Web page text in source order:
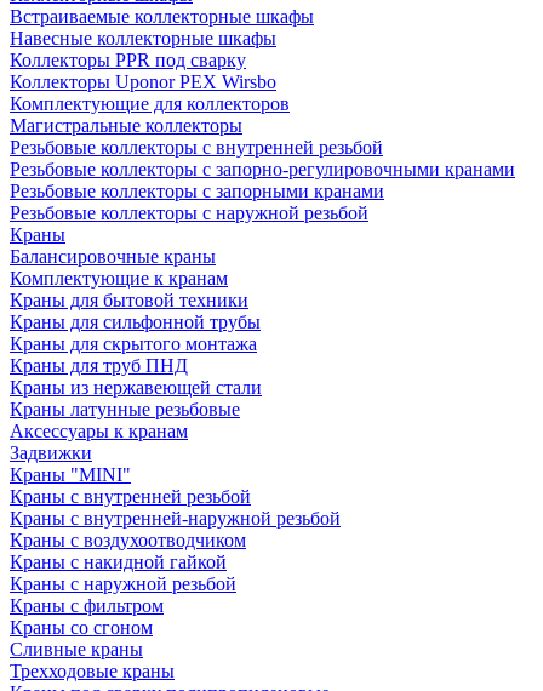
Встраиваемые коллекторные шкафы
Навесные коллекторные шкафы
Коллекторы PPR под сварку
Коллекторы Uponor PEX Wirsbo
Комплектующие для коллекторов
Магистральные коллекторы
Резьбовые коллекторы с внутренней резьбой
Резьбовые коллекторы с запорно-регулировочными кранами
Резьбовые коллекторы с запорными кранами
Резьбовые коллекторы с наружной резьбой
Краны
Балансировочные краны
Комплектующие к кранам
Краны для бытовой техники
Краны для сильфонной трубы
Краны для скрытого монтажа
Краны для труб ПНД
Краны из нержавеющей стали
Краны латунные резьбовые
Аксессуары к кранам
Задвижки
Краны "MINI"
Краны с внутренней резьбой
Краны с внутренней-наружной резьбой
Краны с воздухоотводчиком
Краны с накидной гайкой
Краны с наружной резьбой
Краны с фильтром
Краны со сгоном
Сливные краны
Трехходовые краны